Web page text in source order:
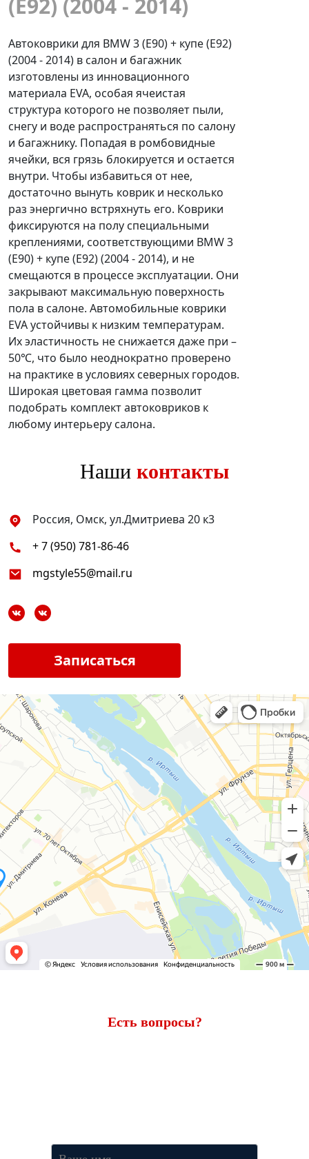
(E92) (2004 - 2014)
Автоковрики для BMW 3 (E90) + купе (E92)
(2004 - 2014) в салон и багажник
изготовлены из инновационного
материала EVA, особая ячеистая
структура которого не позволяет пыли,
снегу и воде распространяться по салону
и багажнику. Попадая в ромбовидные
ячейки, вся грязь блокируется и остается
внутри. Чтобы избавиться от нее,
достаточно вынуть коврик и несколько
раз энергично встряхнуть его. Коврики
фиксируются на полу специальными
креплениями, соответствующими BMW 3
(E90) + купе (E92) (2004 - 2014), и не
смещаются в процессе эксплуатации. Они
закрывают максимальную поверхность
пола в салоне. Автомобильные коврики
EVA устойчивы к низким температурам.
Их эластичность не снижается даже при –
50℃, что было неоднократно проверено
на практике в условиях северных городов.
Широкая цветовая гамма позволит
подобрать комплект автоковриков к
любому интерьеру салона.
Наши контакты
Россия, Омск, ул.Дмитриева 20 к3
+ 7 (950) 781-86-46
mgstyle55@mail.ru
Записаться
Есть вопросы?